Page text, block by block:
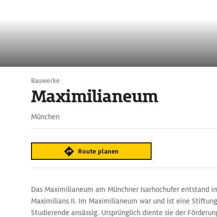
Bauwerke
Maximilianeum
München
Route planen
Das Maximilianeum am Münchner Isarhochufer entstand
Maximilians II. Im Maximilianeum war und ist eine
Studierende ansässig. Ursprünglich diente sie der